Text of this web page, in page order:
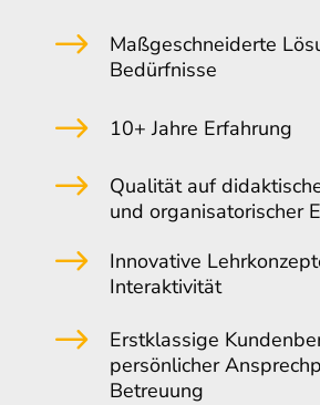
$
Maßgeschneiderte
Bedürfnisse
$ 10+ Jahre Erfahrung
$
Qualität auf
und organisatorischer
$
Innovative
Interaktivität
$
Erstklassige
persönlicher
Betreuung